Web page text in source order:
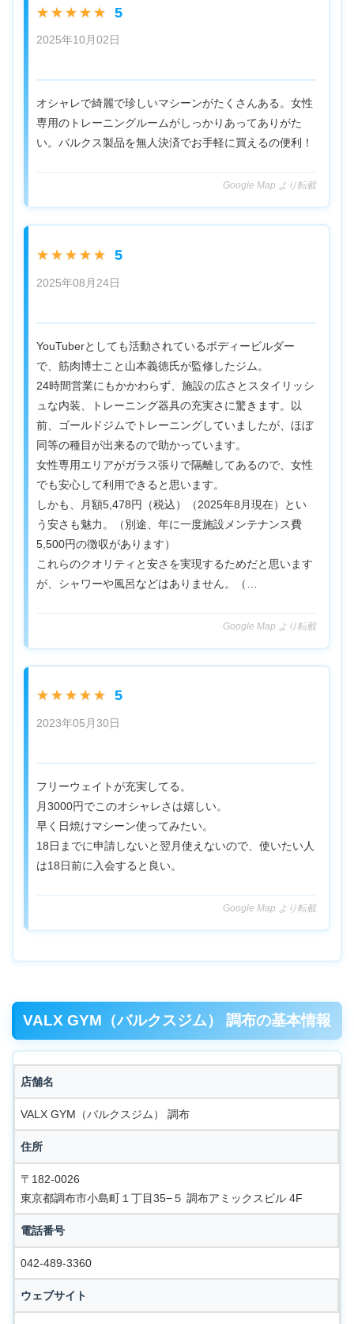
★★★★★ 5
2025年10月02日
オシャレで綺麗で珍しいマシーンがたくさんある。女性
専用のトレーニングルームがしっかりあってありがた
い。バルクス製品を無人決済でお手軽に買えるの便利！
Google Map より転載
★★★★★ 5
2025年08月24日
YouTuberとしても活動されているボディービルダー
で、筋肉博士こと山本義徳氏が監修したジム。
24時間営業にもかかわらず、施設の広さとスタイリッシ
ュな内装、トレーニング器具の充実さに驚きます。以
前、ゴールドジムでトレーニングしていましたが、ほぼ
同等の種目が出来るので助かっています。
女性専用エリアがガラス張りで隔離してあるので、女性
でも安心して利用できると思います。
しかも、月額5,478円（税込）（2025年8月現在）とい
う安さも魅力。（別途、年に一度施設メンテナンス費
5,500円の徴収があります）
これらのクオリティと安さを実現するためだと思います
が、シャワーや風呂などはありません。（…
Google Map より転載
★★★★★ 5
2023年05月30日
フリーウェイトが充実してる。
月3000円でこのオシャレさは嬉しい。
早く日焼けマシーン使ってみたい。
18日までに申請しないと翌月使えないので、使いたい人
は18日前に入会すると良い。
Google Map より転載
VALX GYM（バルクスジム） 調布の基本情報
店舗名
VALX GYM（バルクスジム） 調布
住所
〒182-0026
東京都調布市小島町１丁目35−５ 調布アミックスビル 4F
電話番号
042-489-3360
ウェブサイト